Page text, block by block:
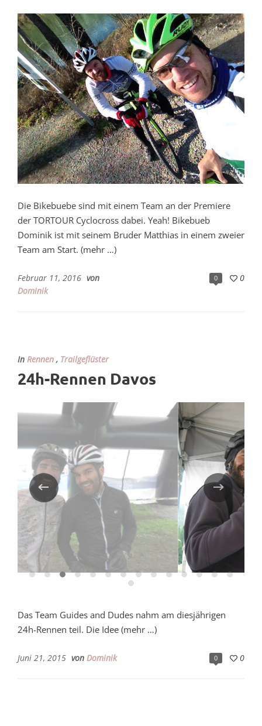
Die Bikebuebe sind mit einem Team an der Premiere
der TORTOUR Cyclocross dabei. Yeah! Bikebueb
Dominik ist mit seinem Bruder Matthias in einem zweier
Team am Start. (mehr …)
0 0
Februar 11, 2016 von
Dominik
In Rennen , Trailgeflüster
24h-Rennen Davos
Das Team Guides and Dudes nahm am diesjährigen
24h-Rennen teil. Die Idee (mehr …)
0 0
Juni 21, 2015 von Dominik